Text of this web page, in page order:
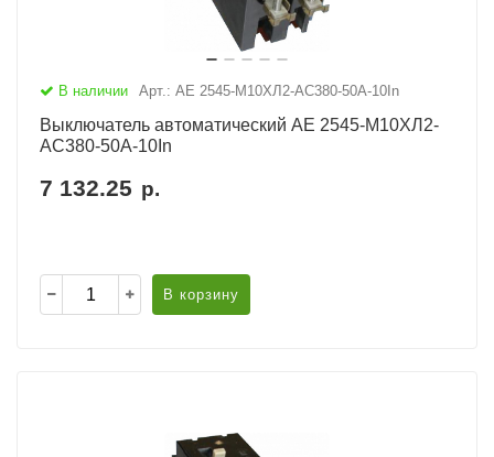
В наличии Арт.: АЕ 2545-М10ХЛ2-AC380-50А-10In
Выключатель автоматический АЕ 2545-М10ХЛ2-
AC380-50А-10In
7 132.25 р.
В корзину